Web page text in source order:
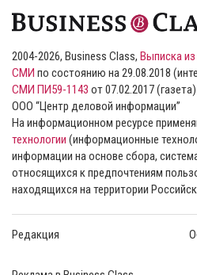
2004-2026, Business Class, Выписка из
СМИ по состоянию на 29.08.2018
СМИ ПИ59-1143 от 07.02.2017 (газета)
ООО “Центр деловой информации”
На информационном ресурсе
технологии (информационные
информации на основе сбора,
относящихся к предпочтениям
находящихся на территории
Редакция